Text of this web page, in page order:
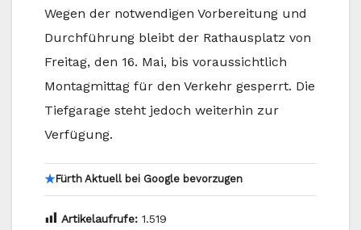
Wegen der notwendigen Vorbereitung und
Durchführung bleibt der Rathausplatz von
Freitag, den 16. Mai, bis voraussichtlich
Montagmittag für den Verkehr gesperrt. Die
Tiefgarage steht jedoch weiterhin zur
Verfügung.
★Fürth Aktuell bei Google bevorzugen
Artikelaufrufe: 1.519